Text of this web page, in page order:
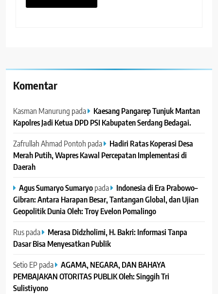
Komentar
Kasman Manurung pada
Kaesang Pangarep Tunjuk Mantan
Kapolres Jadi Ketua DPD PSI Kabupaten Serdang Bedagai. ‎ ‎
Zafrullah Ahmad Pontoh pada
Hadiri Ratas Koperasi Desa
Merah Putih, Wapres Kawal Percepatan Implementasi di
Daerah
Agus Sumaryo Sumaryopada
Indonesia di Era Prabowo–
Gibran: Antara Harapan Besar, Tantangan Global, dan Ujian
Geopolitik Dunia Oleh: Troy Evelon Pomalingo
Ruspada
Merasa Didzholimi, H. Bakri: Informasi Tanpa
Dasar Bisa Menyesatkan Publik
Setio EP pada
AGAMA, NEGARA, DAN BAHAYA
PEMBAJAKAN OTORITAS PUBLIK Oleh: Singgih Tri
Sulistiyono